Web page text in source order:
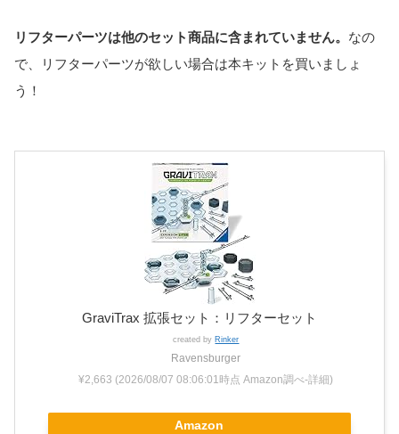
リフターパーツは他のセット商品に含まれていません。 なの
で、リフターパーツが欲しい場合は本キットを買いましょ
う！
GraviTrax 拡張セット：リフターセット
created by Rinker
Ravensburger
¥2,663 (2026/08/07 08:06:01時点 Amazon調べ-詳細)
Amazon